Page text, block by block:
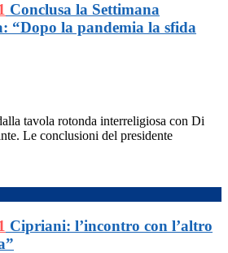
Conclusa la Settimana
“Dopo la pandemia la sfida
tavola rotonda interreligiosa con Di
Le conclusioni del presidente
Cipriani: l’incontro con l’altro